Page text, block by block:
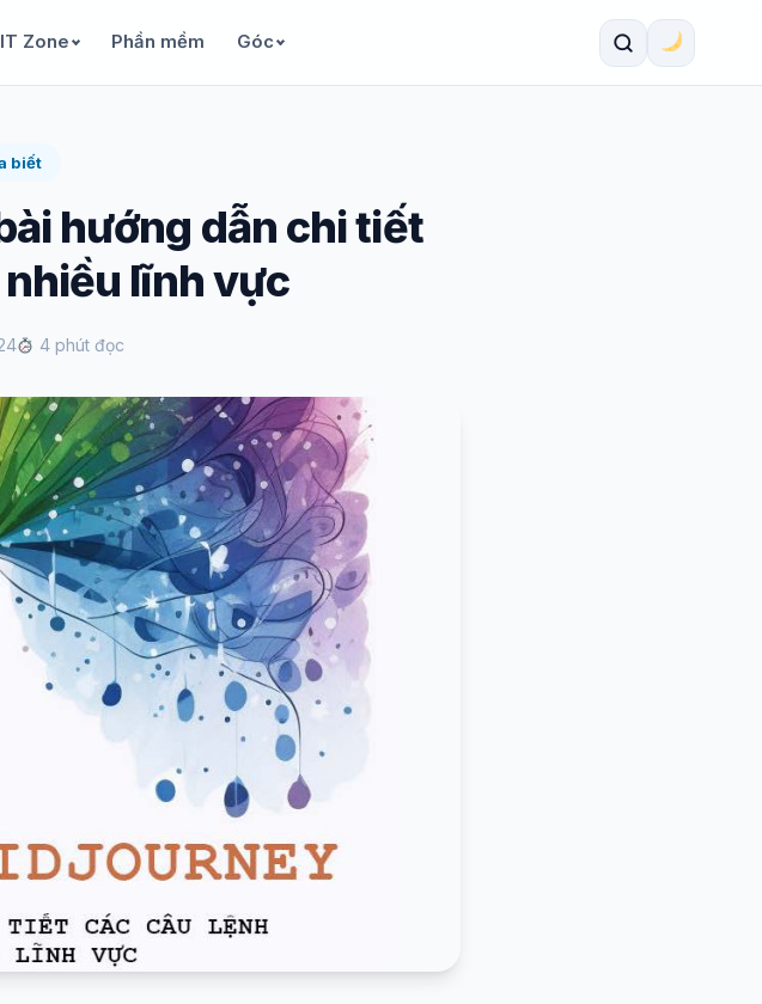
IT Zone Phần mềm Góc
biết
hướng dẫn chi tiết
lĩnh vực
4 phút đọc